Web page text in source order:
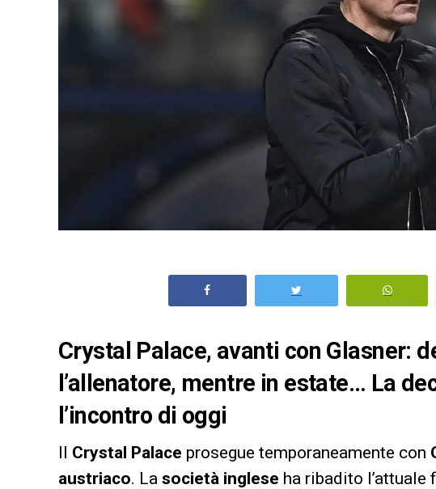
Crystal Palace, avanti con Glasner:
l’allenatore, mentre in estate… La
l’incontro di oggi
Il Crystal Palace prosegue temporaneamente con
austriaco. La società inglese ha ribadito l’attuale